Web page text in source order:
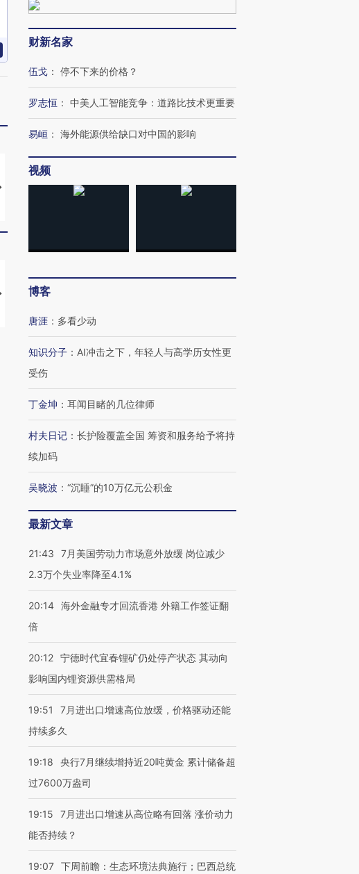
马航飞行员跨国走私7万
视线｜被称为“蟑螂”的印
视线｜“入侵”还是“人道危
【推广】走进第四届链博
财新名家
伍戈 ： 停不下来的价格？
罗志恒 ： 中美人工智能竞争：道路比技术更重要
易峘 ： 海外能源供给缺口对中国的影响
视频
博客
唐涯 ： 多看少动
知识分子 ： AI冲击之下，年轻人与高学历女性更
受伤
丁金坤 ： 耳闻目睹的几位律师
村夫日记 ： 长护险覆盖全国 筹资和服务给予将持
续加码
吴晓波 ： “沉睡”的10万亿元公积金
最新文章
21:43
7月美国劳动力市场意外放缓 岗位减少
2.3万个失业率降至4.1%
20:14 海外金融专才回流香港 外籍工作签证翻
倍
20:12 宁德时代宜春锂矿仍处停产状态 其动向
影响国内锂资源供需格局
19:51
7月进出口增速高位放缓，价格驱动还能
持续多久
19:18
央行7月继续增持近20吨黄金 累计储备超
过7600万盎司
19:15
7月进出口增速从高位略有回落 涨价动力
能否持续？
19:07 下周前瞻：生态环境法典施行；巴西总统